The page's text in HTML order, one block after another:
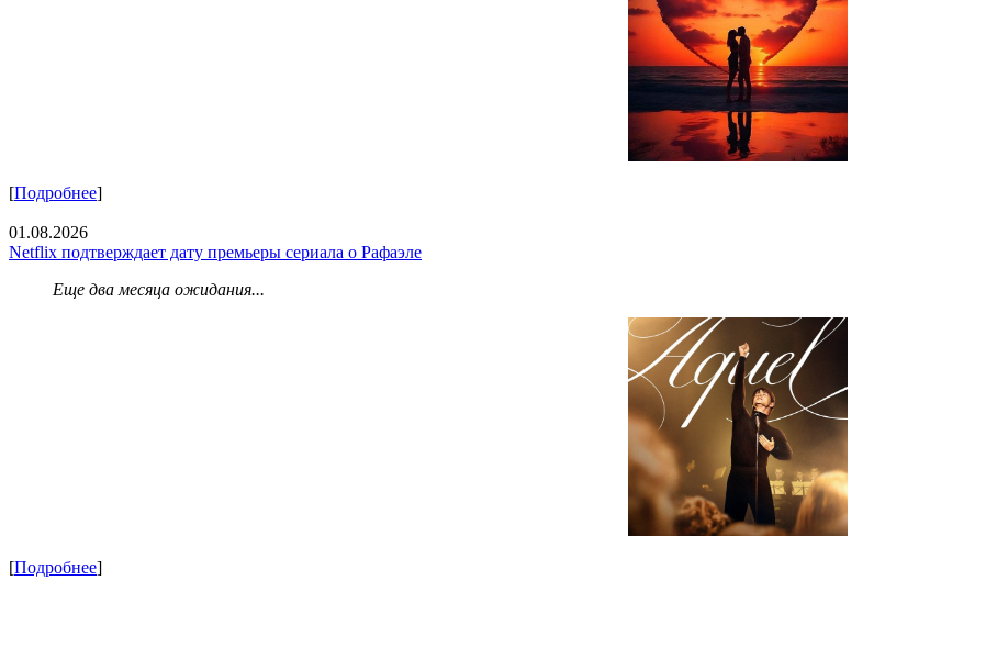
[Подробнее]
01.08.2026
Netflix подтверждает дату премьеры сериала о Рафаэле
Еще два месяца ожидания...
[Подробнее]